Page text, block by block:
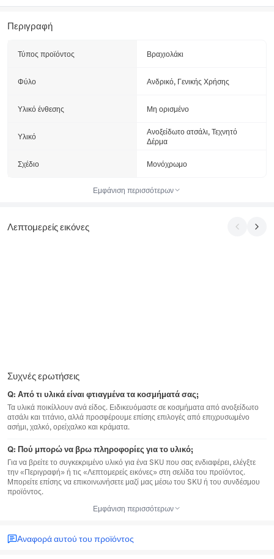
Περιγραφή
Τύπος προϊόντος Βραχιολάκι
Φύλο Ανδρικό, Γενικής Χρήσης
Υλικό ένθεσης Μη ορισμένο
Υλικό
Ανοξείδωτο ατσάλι, Τεχνητό
Δέρμα
Σχέδιο Μονόχρωμο
Εμφάνιση περισσότερων
Λεπτομερείς εικόνες
Συχνές ερωτήσεις
Q: Από τι υλικά είναι φτιαγμένα τα κοσμήματά σας;
Τα υλικά ποικίλλουν ανά είδος. Ειδικευόμαστε σε κοσμήματα από ανοξείδωτο
ατσάλι και τιτάνιο, αλλά προσφέρουμε επίσης επιλογές από επιχρυσωμένο
ασήμι, χαλκό, ορείχαλκο και κράματα.
Q: Πού μπορώ να βρω πληροφορίες για το υλικό;
Για να βρείτε το συγκεκριμένο υλικό για ένα SKU που σας ενδιαφέρει, ελέγξτε
την «Περιγραφή» ή τις «Λεπτομερείς εικόνες» στη σελίδα του προϊόντος.
Μπορείτε επίσης να επικοινωνήσετε μαζί μας μέσω του SKU ή του συνδέσμου
προϊόντος.
Εμφάνιση περισσότερων
Αναφορά αυτού του προϊόντος